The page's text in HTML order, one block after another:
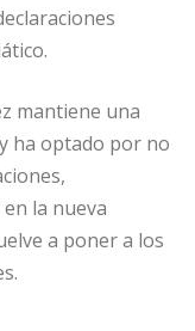
mantiene una
ha optado por no
la nueva
a poner a los